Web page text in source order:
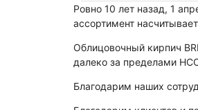
Ровно 10 лет назад, 1
ассортимент насчитывает
Облицовочный кирпич
далеко за пределами
Благодарим наших